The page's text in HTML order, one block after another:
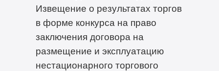
Извещение о результатах торгов
в форме конкурса на право
заключения договора на
размещение и эксплуатацию
нестационарного торгового